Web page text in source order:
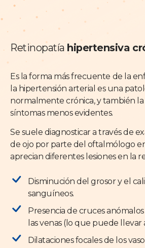
Retinopatía hipertensiva
Es la forma más frecuente de la
la hipertensión arterial es una
normalmente crónica, y también
síntomas menos evidentes.
Se suele diagnosticar a través de
de ojo por parte del oftalmólogo
aprecian diferentes lesiones en la
Disminución del grosor y el
sanguíneos.
Presencia de cruces
las venas (lo que puede llevar
Dilataciones focales de los